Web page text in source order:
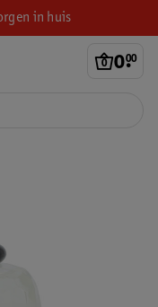
in huis
0.
00